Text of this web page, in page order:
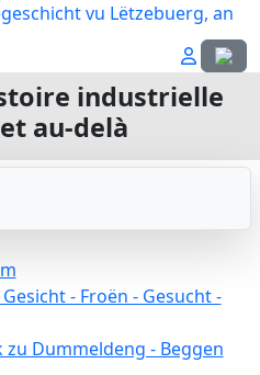
industrielle
au-delà
- Froën - Gesucht -
Dummeldeng - Beggen